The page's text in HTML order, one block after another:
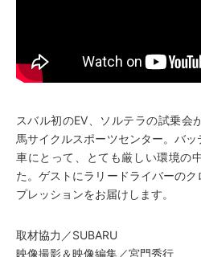
スバル初のEV、ソルテラの試乗会
馬サイクルスポーツセンター。バ
車にとって、とても厳しい環境の
た。ゲストにラリードライバーの
プレッションをお届けします。
取材協力／SUBARU
映像撮影＆映像編集／宮門秀行